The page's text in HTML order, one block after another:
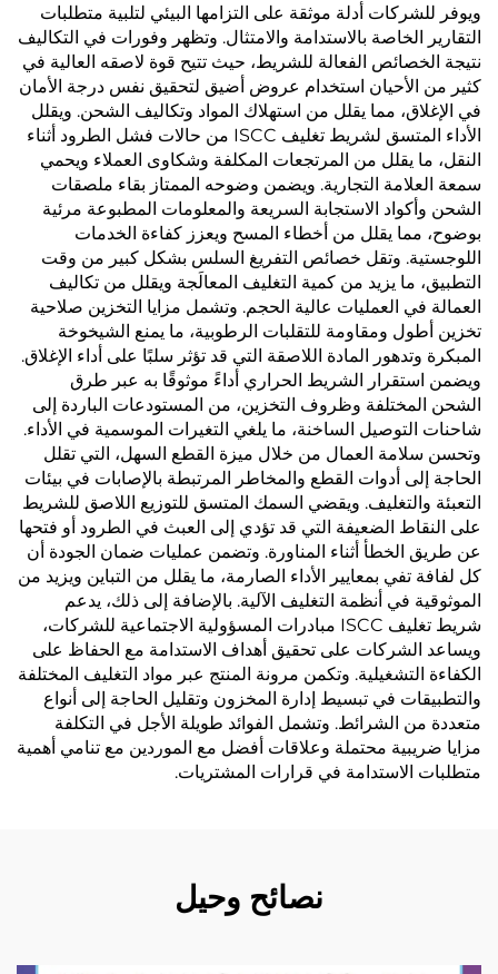
ويوفر للشركات أدلة موثقة على التزامها البيئي لتلبية متطلبات
التقارير الخاصة بالاستدامة والامتثال. وتظهر وفورات في التكاليف
نتيجة الخصائص الفعالة للشريط، حيث تتيح قوة لاصقه العالية في
كثير من الأحيان استخدام عروض أضيق لتحقيق نفس درجة الأمان
في الإغلاق، مما يقلل من استهلاك المواد وتكاليف الشحن. ويقلل
الأداء المتسق لشريط تغليف ISCC من حالات فشل الطرود أثناء
النقل، ما يقلل من المرتجعات المكلفة وشكاوى العملاء ويحمي
سمعة العلامة التجارية. ويضمن وضوحه الممتاز بقاء ملصقات
الشحن وأكواد الاستجابة السريعة والمعلومات المطبوعة مرئية
بوضوح، مما يقلل من أخطاء المسح ويعزز كفاءة الخدمات
اللوجستية. وتقل خصائص التفريغ السلس بشكل كبير من وقت
التطبيق، ما يزيد من كمية التغليف المعالَجة ويقلل من تكاليف
العمالة في العمليات عالية الحجم. وتشمل مزايا التخزين صلاحية
تخزين أطول ومقاومة للتقلبات الرطوبية، ما يمنع الشيخوخة
المبكرة وتدهور المادة اللاصقة التي قد تؤثر سلبًا على أداء الإغلاق.
ويضمن استقرار الشريط الحراري أداءً موثوقًا به عبر طرق
الشحن المختلفة وظروف التخزين، من المستودعات الباردة إلى
شاحنات التوصيل الساخنة، ما يلغي التغيرات الموسمية في الأداء.
وتحسن سلامة العمال من خلال ميزة القطع السهل، التي تقلل
الحاجة إلى أدوات القطع والمخاطر المرتبطة بالإصابات في بيئات
التعبئة والتغليف. ويقضي السمك المتسق للتوزيع اللاصق للشريط
على النقاط الضعيفة التي قد تؤدي إلى العبث في الطرود أو فتحها
عن طريق الخطأ أثناء المناورة. وتضمن عمليات ضمان الجودة أن
كل لفافة تفي بمعايير الأداء الصارمة، ما يقلل من التباين ويزيد من
الموثوقية في أنظمة التغليف الآلية. بالإضافة إلى ذلك، يدعم
شريط تغليف ISCC مبادرات المسؤولية الاجتماعية للشركات،
ويساعد الشركات على تحقيق أهداف الاستدامة مع الحفاظ على
الكفاءة التشغيلية. وتكمن مرونة المنتج عبر مواد التغليف المختلفة
والتطبيقات في تبسيط إدارة المخزون وتقليل الحاجة إلى أنواع
متعددة من الشرائط. وتشمل الفوائد طويلة الأجل في التكلفة
مزايا ضريبية محتملة وعلاقات أفضل مع الموردين مع تنامي أهمية
متطلبات الاستدامة في قرارات المشتريات.
نصائح وحيل